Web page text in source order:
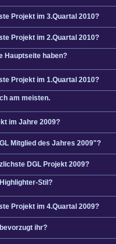
Projekt im 3.Quartal 2010?
Projekt im 2.Quartal 2010?
Hauptseite haben?
Projekt im 1.Quartal 2010?
am meisten.
im Jahre 2009?
Mitglied des Jahres 2009"?
DGL Projekt 2009?
Stil?
Projekt im 4.Quartal 2009?
ihr?